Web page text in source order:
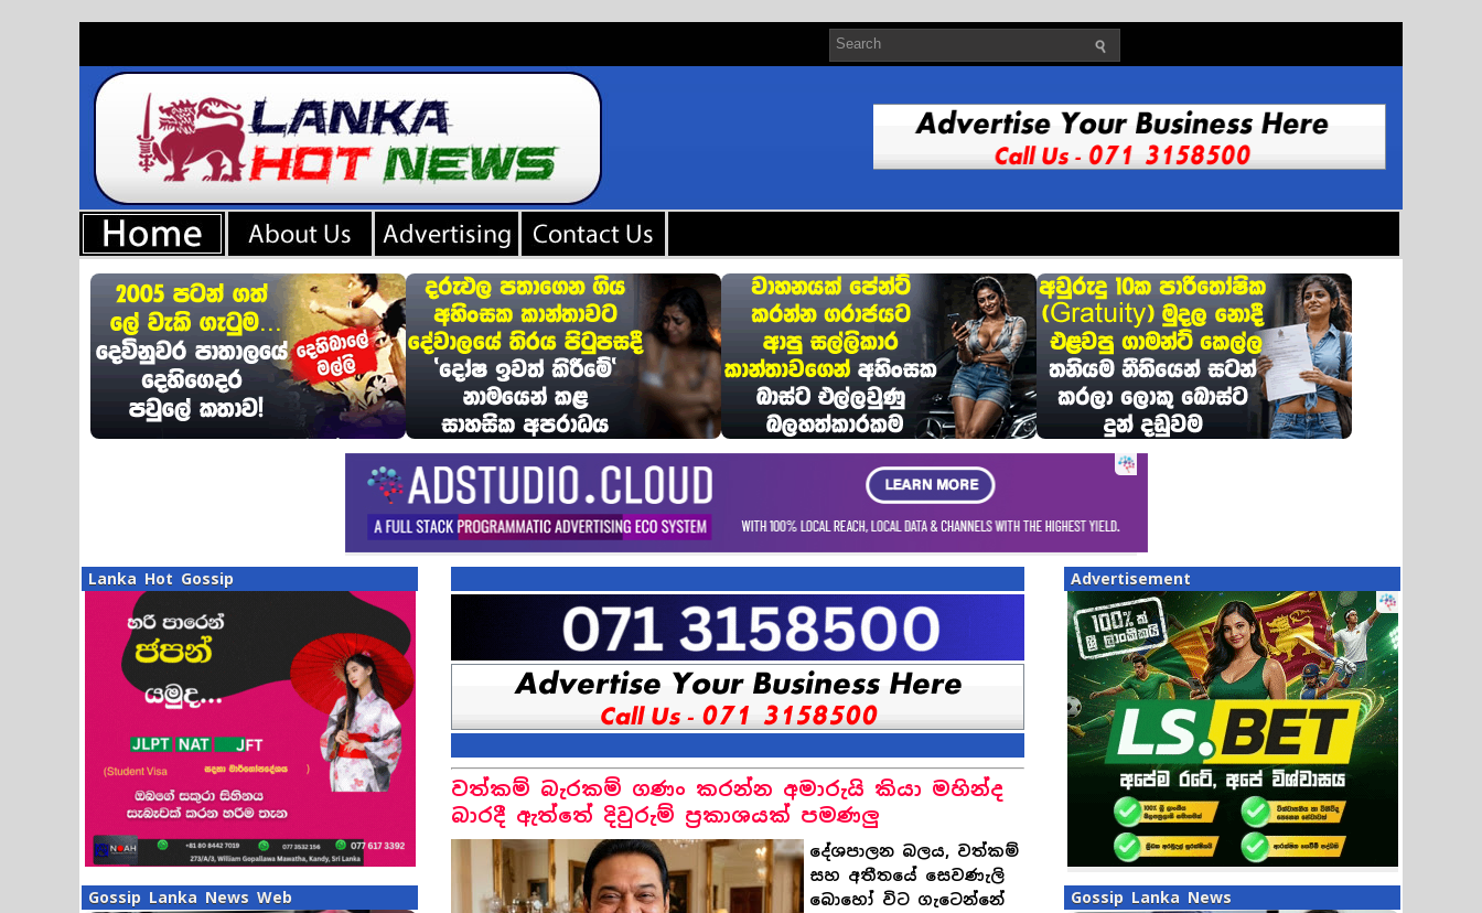
Lanka Hot Gossip
Gossip Lanka News Web
වත්කම් බැරකම් ගණං කරන්න අමාරුයි කියා මහින්ද
බාරදී ඇත්තේ දිවුරුම් ප්‍රකාශයක් පමණලු
දේශපාලන බලය, වත්කම්
සහ අතීතයේ සෙවණැලි
බොහෝ විට ගැටෙන්නේ
Advertisement
Gossip Lanka News